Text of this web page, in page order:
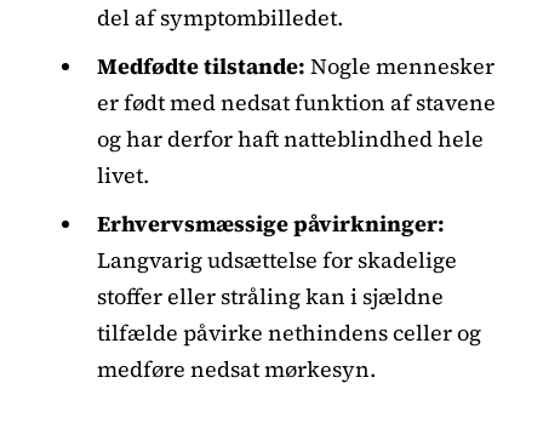
del af symptombilledet.
Medfødte tilstande: Nogle mennesker
er født med nedsat funktion af stavene
og har derfor haft natteblindhed hele
livet.
Erhvervsmæssige påvirkninger:
Langvarig udsættelse for skadelige
stoffer eller stråling kan i sjældne
tilfælde påvirke nethindens celler og
medføre nedsat mørkesyn.